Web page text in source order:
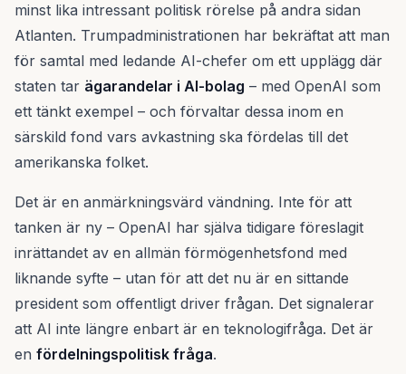
minst lika intressant politisk rörelse på andra sidan
Atlanten. Trumpadministrationen har bekräftat att man
för samtal med ledande AI-chefer om ett upplägg där
staten tar ägarandelar i AI-bolag – med OpenAI som
ett tänkt exempel – och förvaltar dessa inom en
särskild fond vars avkastning ska fördelas till det
amerikanska folket.
Det är en anmärkningsvärd vändning. Inte för att
tanken är ny – OpenAI har själva tidigare föreslagit
inrättandet av en allmän förmögenhetsfond med
liknande syfte – utan för att det nu är en sittande
president som offentligt driver frågan. Det signalerar
att AI inte längre enbart är en teknologifråga. Det är
en fördelningspolitisk fråga.